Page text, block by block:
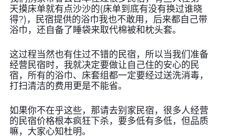
天摸床单就有点沙沙的(床单到底有没有换过谁晓
得?)，民宿提供的浴巾我也不敢用，后来都自己带
浴巾，还自备了睡袋来取代棉被和枕头套。
这过程当然也有住过不错的民宿，所以当我们准备
经营民宿时，我就决定要做让自己住的安心的民
宿，所有的浴巾、床套组都一定要经过送洗消毒，
打扫清洁的费用更是不能省。
如果你不在乎这些，那请去别家民宿，很多人经营
的民宿价格根本疯狂下杀，要多低有多低，但品质
嘛，大家心知杜明。